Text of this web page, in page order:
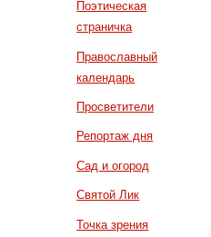
Поэтическая
страничка
Православный
календарь
Просветители
Репортаж дня
Сад и огород
Святой Лик
Точка зрения